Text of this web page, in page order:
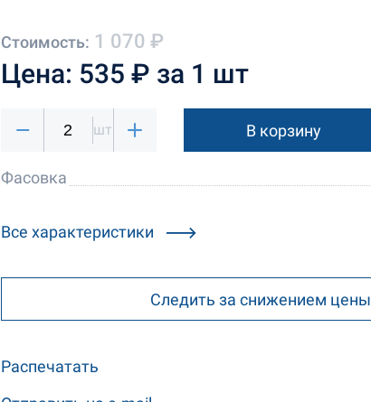
Стоимость: 1 070 ₽
Цена: 535 ₽ за 1 шт
шт В корзину
Фасовка
Все характеристики
Следить за снижением цены
Распечатать